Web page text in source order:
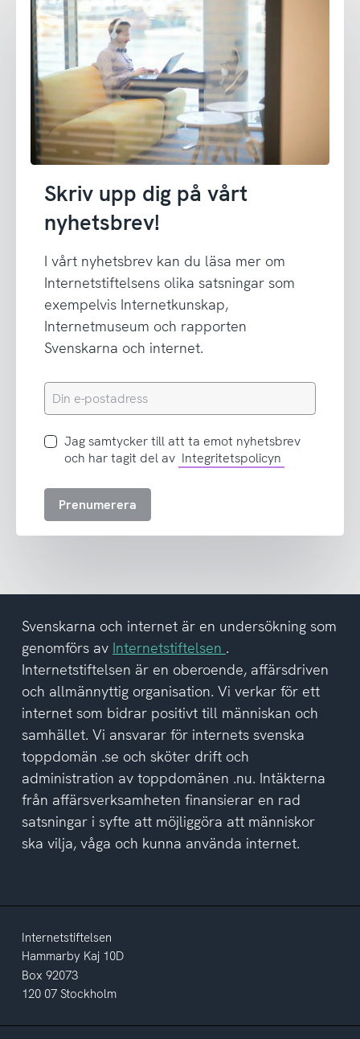
Skriv upp dig på vårt
nyhetsbrev!
I vårt nyhetsbrev kan du läsa mer om
Internetstiftelsens olika satsningar som
exempelvis Internetkunskap,
Internetmuseum och rapporten
Svenskarna och internet.
Din
e-
Jag
samtycker
att
del
av
integritetspolicyn
Jag samtycker till att ta emot nyhetsbrev
och har tagit del av Integritetspolicyn
Prenumerera
Svenskarna och internet är en undersökning som
genomförs av Internetstiftelsen .
Internetstiftelsen är en oberoende, affärsdriven
och allmännyttig organisation. Vi verkar för ett
internet som bidrar positivt till människan och
samhället. Vi ansvarar för internets svenska
toppdomän .se och sköter drift och
administration av toppdomänen .nu. Intäkterna
från affärsverksamheten finansierar en rad
satsningar i syfte att möjliggöra att människor
ska vilja, våga och kunna använda internet.
Internetstiftelsen
Hammarby Kaj 10D
Box 92073
120 07 Stockholm